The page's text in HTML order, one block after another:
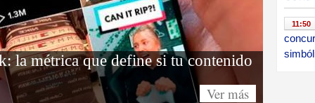
la métrica que define si tu contenido
Ver más
11:50